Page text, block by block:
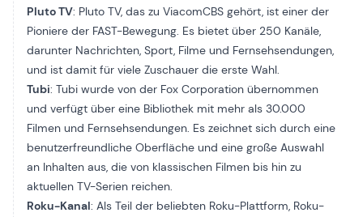
Pluto TV: Pluto TV, das zu ViacomCBS gehört, ist einer der
Pioniere der FAST-Bewegung. Es bietet über 250 Kanäle,
darunter Nachrichten, Sport, Filme und Fernsehsendungen,
und ist damit für viele Zuschauer die erste Wahl.
Tubi: Tubi wurde von der Fox Corporation übernommen
und verfügt über eine Bibliothek mit mehr als 30.000
Filmen und Fernsehsendungen. Es zeichnet sich durch eine
benutzerfreundliche Oberfläche und eine große Auswahl
an Inhalten aus, die von klassischen Filmen bis hin zu
aktuellen TV-Serien reichen.
Roku-Kanal: Als Teil der beliebten Roku-Plattform, Roku-